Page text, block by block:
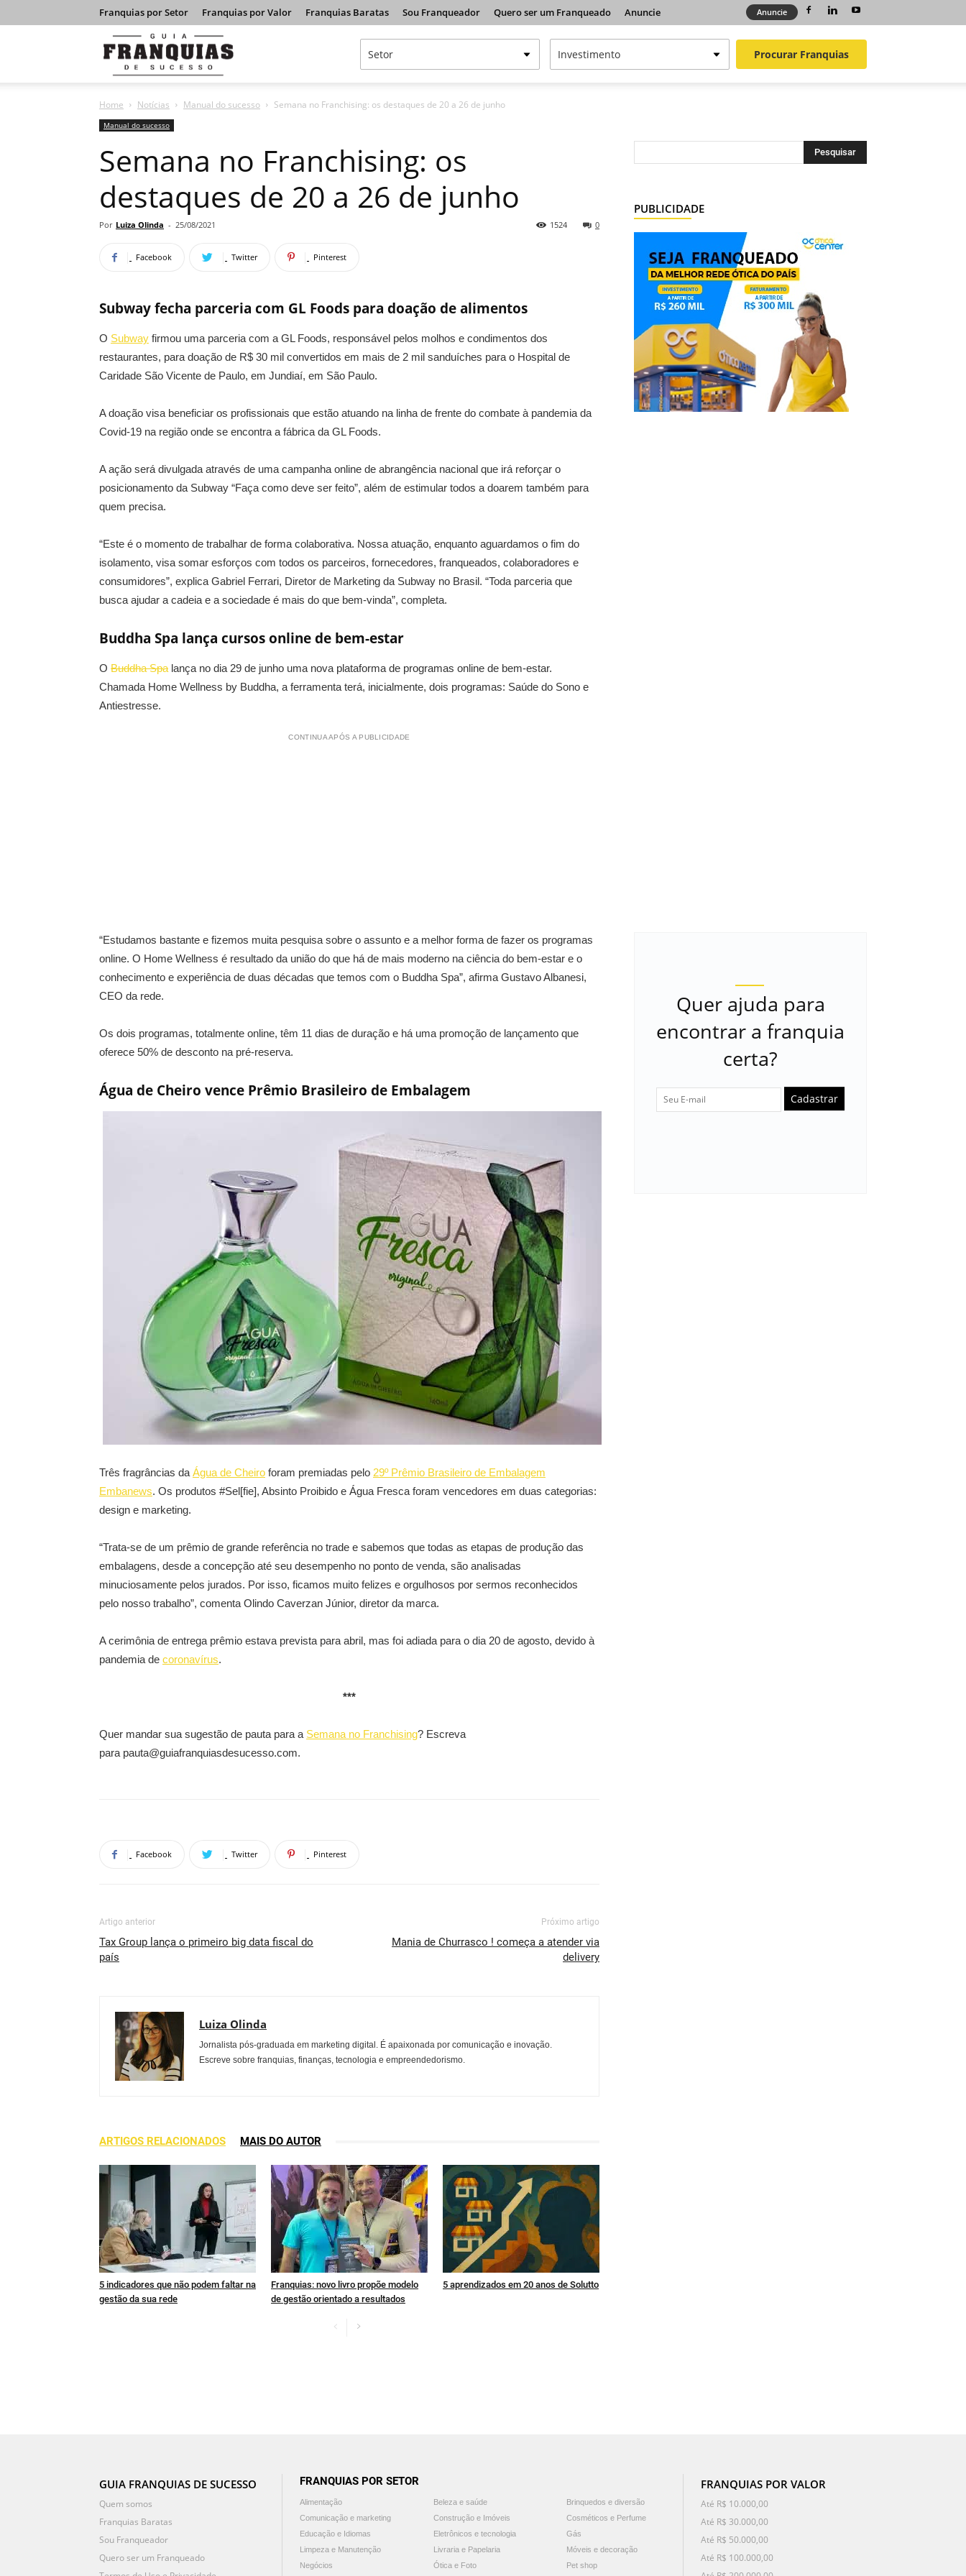
Franquias por Setor Franquias por Valor Franquias Baratas Sou Franqueador Quero ser um Franqueado Anuncie Anuncie
Franquias
de
Procurar Franquias
Home Notícias Manual do sucesso Semana no Franchising: os destaques de 20 a 26 de junho
Manual do sucesso
Semana no Franchising: os
destaques de 20 a 26 de junho
Por Luiza Olinda - 25/08/2021 0
1524
Facebook Twitter Pinterest
Subway fecha parceria com GL Foods para doação de alimentos
O Subway firmou uma parceria com a GL Foods, responsável pelos molhos e condimentos dos
restaurantes, para doação de R$ 30 mil convertidos em mais de 2 mil sanduíches para o Hospital de
Caridade São Vicente de Paulo, em Jundiaí, em São Paulo.
Adoação visa beneficiar os profissionais que estão atuando na linha de frente do combate à pandemia da
Covid-19 na região onde se encontra a fábrica da GL Foods.
A ação será divulgada através de uma campanha online de abrangência nacional que irá reforçar o
posicionamento da Subway “Faça como deve ser feito”, além de estimular todos a doarem também para
quem precisa.
“Este é o momento de trabalhar de forma colaborativa. Nossa atuação, enquanto aguardamos o fim do
isolamento, visa somar esforços com todos os parceiros, fornecedores, franqueados, colaboradores e
consumidores”, explica Gabriel Ferrari, Diretor de Marketing da Subway no Brasil. “Toda parceria que
busca ajudar a cadeia e a sociedade é mais do que bem-vinda”, completa.
Buddha Spa lança cursos online de bem-estar
O Buddha Spa lança no dia 29 de junho uma nova plataforma de programas online de bem-estar.
Chamada Home Wellness by Buddha, a ferramenta terá, inicialmente, dois programas: Saúde do Sono e
Antiestresse.
CONTINUA APÓS A PUBLICIDADE
“Estudamos bastante e fizemos muita pesquisa sobre o assunto e a melhor forma de fazer os programas
online. O Home Wellness é resultado da união do que há de mais moderno na ciência do bem-estar e o
conhecimento e experiência de duas décadas que temos com o Buddha Spa”, afirma Gustavo Albanesi,
CEO da rede.
Os dois programas, totalmente online, têm 11 dias de duração e há uma promoção de lançamento que
oferece 50% de desconto na pré-reserva.
Água de Cheiro vence Prêmio Brasileiro de Embalagem
Três fragrâncias da Água de Cheiro foram premiadas pelo 29º Prêmio Brasileiro de Embalagem
Embanews. Os produtos #Sel[fie], Absinto Proibido e Água Fresca foram vencedores em duas categorias:
design e marketing.
“Trata-se de um prêmio de grande referência no trade e sabemos que todas as etapas de produção das
embalagens, desde a concepção até seu desempenho no ponto de venda, são analisadas
minuciosamente pelos jurados. Por isso, ficamos muito felizes e orgulhosos por sermos reconhecidos
pelo nosso trabalho”, comenta Olindo Caverzan Júnior, diretor da marca.
A cerimônia de entrega prêmio estava prevista para abril, mas foi adiada para o dia 20 de agosto, devido à
pandemia de coronavírus.
***
Quer mandar sua sugestão de pauta para a Semana no Franchising? Escreva
para pauta@guiafranquiasdesucesso.com.
Facebook Twitter Pinterest
Artigo anterior
Tax Group lança o primeiro big data fiscal do
país
Próximo artigo
Mania de Churrasco ! começa a atender via
delivery
Luiza Olinda
Jornalista pós-graduada em marketing digital. É apaixonada por comunicação e inovação.
Escreve sobre franquias, finanças, tecnologia e empreendedorismo.
ARTIGOS RELACIONADOS MAIS DO AUTOR
5 indicadores que não podem faltar na
gestão da sua rede
Franquias: novo livro propõe modelo
de gestão orientado a resultados
5 aprendizados em 20 anos de Solutto
PUBLICIDADE
Quer ajuda para
encontrar a franquia
certa?
Cadastrar
GUIA FRANQUIAS DE SUCESSO
Quem somos
Franquias Baratas
Sou Franqueador
Quero ser um Franqueado
FRANQUIAS POR SETOR
Alimentação Beleza e saúde
Brinquedos e diversão
Comunicação e marketing
Construção e Imóveis
Cosméticos e Perfume
Educação e Idiomas
Eletrônicos e tecnologia
Gás
Limpeza e Manutenção
Livraria e Papelaria
Móveis e decoração
Negócios
Ótica e Foto Pet shop
FRANQUIAS POR VALOR
Até R$ 10.000,00
Até R$ 30.000,00
Até R$ 50.000,00
Até R$ 100.000,00